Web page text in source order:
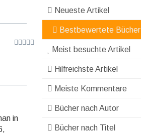
Neueste Artikel
Bestbewertete Bücher
Meist besuchte Artikel
Hilfreichste Artikel
Meiste Kommentare
Bücher nach Autor
Bücher nach Titel
in